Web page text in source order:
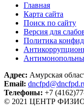
Главная
Карта сайта
Поиск по сайту
Версия для
Политика
Адрес: Амурская
Email:
Телефоны: +7
© 2021 ЦЕНТР